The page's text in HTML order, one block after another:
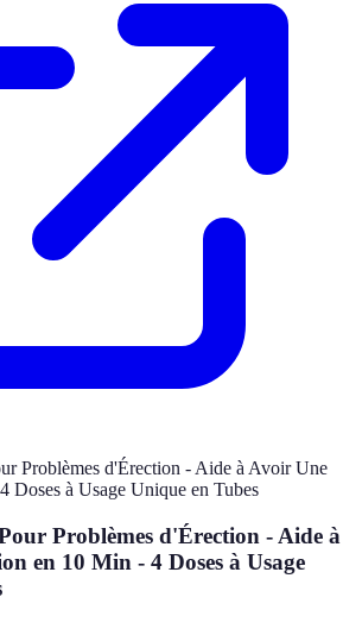
Problèmes d'Érection - Aide à
en 10 Min - 4 Doses à Usage